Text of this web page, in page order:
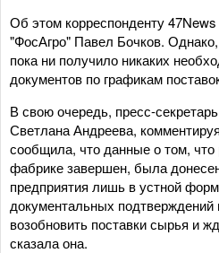
Об этом корреспонденту
"ФосАгро" Павел Бочков.
пока ни получило никаких
документов по графикам
В свою очередь, пресс-
Светлана Андреева,
сообщила, что данные о том, что
фабрике завершен, была
предприятия лишь в устной
документальных
возобновить поставки сырья и
сказала она.